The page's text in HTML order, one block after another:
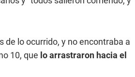
de lo ocurrido, y no encontraba a
10, que lo arrastraron hacia el